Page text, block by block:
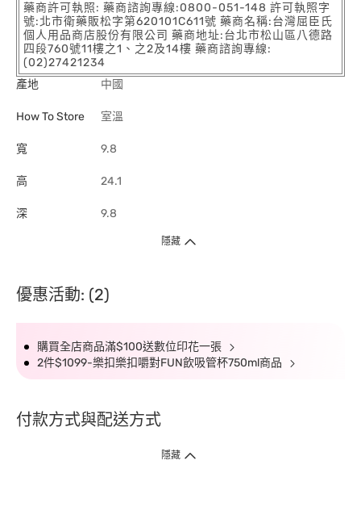
藥商許可執照: 藥商諮詢專線:0800-051-148 許可執照字
號:北市衛藥販松字第620101C611號 藥商名稱:台灣屈臣氏
個人用品商店股份有限公司 藥商地址:台北市松山區八德路
四段760號11樓之1、之2及14樓 藥商諮詢專線:
(02)27421234
產地
中國
How To Store 室溫
寬 9.8
高 24.1
深 9.8
隱藏
優惠活動: (2)
購買全店商品滿$100送數位印花一張
2件$1099-樂扣樂扣嚼對FUN飲吸管杯750ml商品
付款方式與配送方式
隱藏